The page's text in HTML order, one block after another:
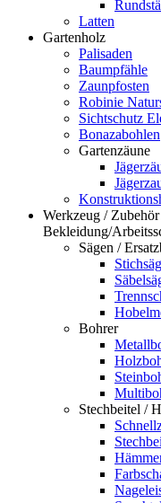
Latten
Gartenholz
Palisaden
Baumpfähle
Zaunpfosten
Robinie
Sichtschutz
Bonazabohlen
Gartenzäune
Werkzeug /
Bekleidung/
Sägen /
Bohrer
Stechbeitel /